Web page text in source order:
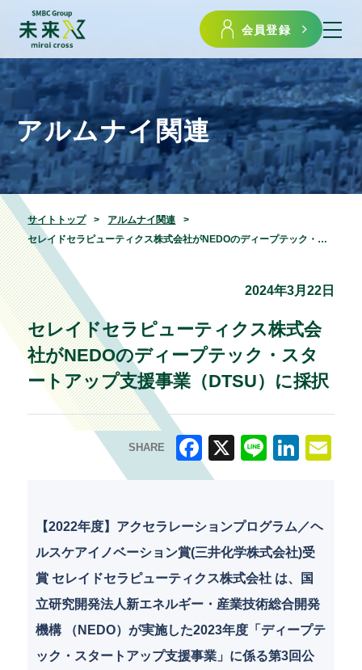
会員登録
アルムナイ関連
サイトトップ
アルムナイ関連
セレイドセラピューティクス株式会社がNEDOのディープテック・スタートアップ支援事業（DTSU）に採択
2024年3月22日
セレイドセラピューティクス株式会
社がNEDOのディープテック・スタ
ートアップ支援事業（DTSU）に採択
SHARE
F
c
e
b
o
o
k
e
k
e
dI
n
ai
【2022年度】アクセラレーションプログラム／ヘ
ルスケアイノベーション賞(三井化学株式会社)受
賞 セレイドセラピューティクス株式会社 は、国
立研究開発法人新エネルギー・産業技術総合開発
機構 （NEDO）が実施した2023年度「ディープテ
ック・スタートアップ支援事業」に係る第3回公